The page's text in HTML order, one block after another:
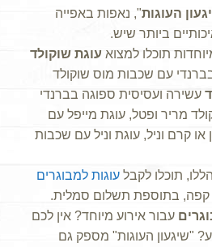
העוגות", נאפות באפייה
ביותר שיש.
תוכלו למצוא עוגת שוקולד
עם שכבות מוס שוקולד
עשירה ועסיסית ספוגה בברנדי
מריר ופטל, עוגת מייפל עם
קרם וניל, עוגת וניל עם שכבות
תוכלו לקבל עוגות למבוגרים
קפה, בתוספת תשלום סמלית.
עבור אירוע מיוחד? אין לכם
"שיגעון העוגות" מספק גם